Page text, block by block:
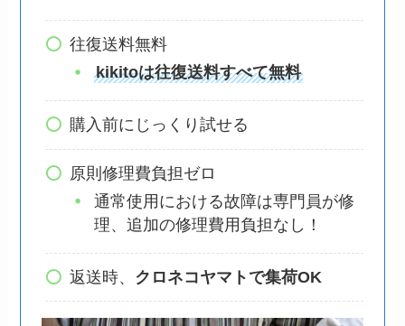
往復送料無料
kikitoは往復送料すべて無料
購入前にじっくり試せる
原則修理費負担ゼロ
通常使用における故障は専門員が修
理、追加の修理費用負担なし！
返送時、 クロネコヤマトで集荷OK